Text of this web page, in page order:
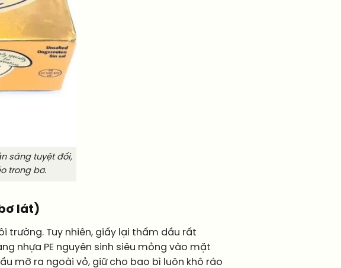
sáng tuyệt đối,
trong bơ.
lát)
trường. Tuy nhiên, giấy lại thấm dầu rất
nhựa PE nguyên sinh siêu mỏng vào mặt
mỡ ra ngoài vỏ, giữ cho bao bì luôn khô ráo